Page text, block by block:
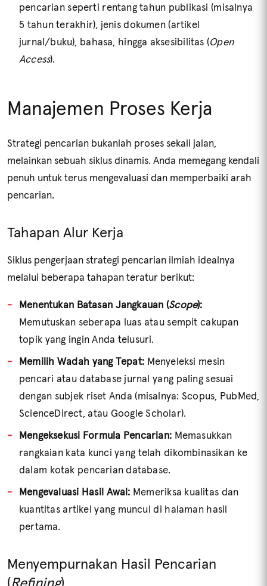
pencarian seperti rentang tahun publikasi (misalnya
5 tahun terakhir), jenis dokumen (artikel
jurnal/buku), bahasa, hingga aksesibilitas (Open
Access).
Manajemen Proses Kerja
Strategi pencarian bukanlah proses sekali jalan,
melainkan sebuah siklus dinamis. Anda memegang kendali
penuh untuk terus mengevaluasi dan memperbaiki arah
pencarian.
Tahapan Alur Kerja
Siklus pengerjaan strategi pencarian ilmiah idealnya
melalui beberapa tahapan teratur berikut:
Menentukan Batasan Jangkauan (Scope):
Memutuskan seberapa luas atau sempit cakupan
topik yang ingin Anda telusuri.
Memilih Wadah yang Tepat: Menyeleksi mesin
pencari atau database jurnal yang paling sesuai
dengan subjek riset Anda (misalnya: Scopus, PubMed,
ScienceDirect, atau Google Scholar).
Mengeksekusi Formula Pencarian:Memasukkan
rangkaian kata kunci yang telah dikombinasikan ke
dalam kotak pencarian database.
Mengevaluasi Hasil Awal: Memeriksa kualitas dan
kuantitas artikel yang muncul di halaman hasil
pertama.
Menyempurnakan Hasil Pencarian